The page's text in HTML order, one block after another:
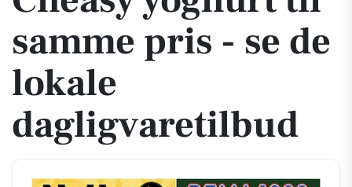
samme pris - se de
lokale
dagligvaretilbud